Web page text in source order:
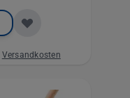
Versandkosten